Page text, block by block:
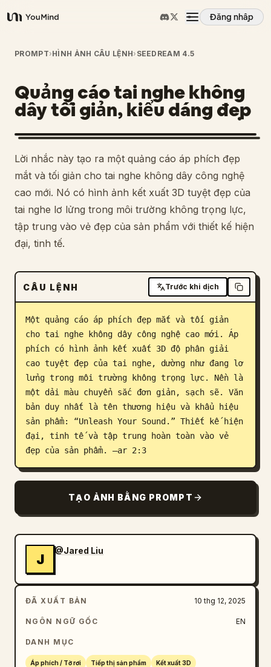
YouMind
Đăng nhập
Tổng quan
Các trường hợp sử dụng
Kỹ năng
Lời nhắc
Giá cả
Tải xuống
Blog
Cập nhật
PROMPT›HÌNH ẢNH CÂU LỆNH› SEEDREAM 4.5
Quảng cáo tai nghe không
dây tối giản, kiểu dáng đẹp
Lời nhắc này tạo ra một quảng cáo áp phích đẹp
mắt và tối giản cho tai nghe không dây công nghệ
cao mới. Nó có hình ảnh kết xuất 3D tuyệt đẹp của
tai nghe lơ lửng trong môi trường không trọng lực,
tập trung vào vẻ đẹp của sản phẩm với thiết kế hiện
đại, tinh tế.
CÂU LỆNH Trước khi dịch
Một quảng cáo áp phích đẹp mắt và tối giản
cho tai nghe không dây công nghệ cao mới. Áp
phích có hình ảnh kết xuất 3D độ phân giải
cao tuyệt đẹp của tai nghe, dường như đang lơ
lửng trong môi trường không trọng lực. Nền là
một dải màu chuyển sắc đơn giản, sạch sẽ. Văn
bản duy nhất là tên thương hiệu và khẩu hiệu
sản phẩm: “Unleash Your Sound.” Thiết kế hiện
đại, tinh tế và tập trung hoàn toàn vào vẻ
đẹp của sản phẩm. –ar 2:3
TẠO ẢNH BẰNG PROMPT
J
@Jared Liu
ĐÃ XUẤT BẢN 10 thg 12, 2025
NGÔN NGỮ GỐC EN
DANH MỤC
Áp phích / Tờ rơi Tiếp thị sản phẩm Kết xuất 3D